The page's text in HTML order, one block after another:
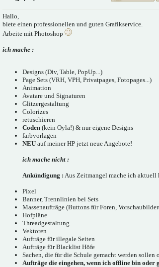
Hallo,
biete einen professionellen und guten Grafikservice.
Arbeite mit Photoshop
ich mache :
Designs (Div, Table, PopUp...)
Page Sets (VRH, VPH, Privatpages, Fotopages...)
Animation
Avatare und Signaturen
Glitzergestaltung
Colorizes
retuschieren
Coden (kein Oyla!) & nur eigene Designs
farbvorlagen
NEU auf meiner HP jetzt neue Angebote!
ich mache nicht :
Ankündigung : Aus Zeitmangel mache ich aktuell
Pixel
Banner, Trennlinien bei Sets
Massenaufträge (Buttons für Foren,
Hofpläne
Threadgestaltung
Vektoren
Aufträge für illegale Seiten
Aufträge für Blacklist Höfe
Sachen, die für die Schule gemacht werden sollen
Aufträge die eingehen, wenn ich offline bin oder